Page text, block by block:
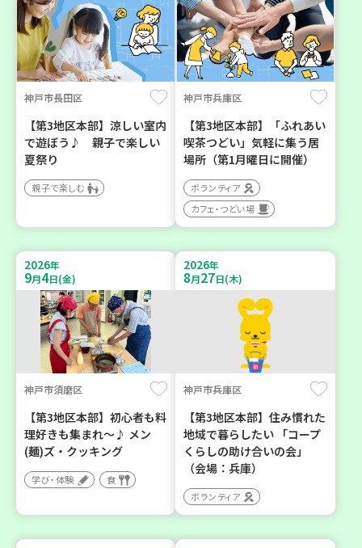
神戸市長田区
【第3地区本部】涼しい室内
で遊ぼう♪ 親子で楽しい
夏祭り
親子で楽しむ
神戸市兵庫区
【第3地区本部】「ふれあい
喫茶つどい」気軽に集う居
場所（第1月曜日に開催）
ボランティア
カフェ・つどい場
2026年
9月4日(金)
神戸市須磨区
【第3地区本部】初心者も料
理好きも集まれ～♪ メン
(麺)ズ・クッキング
学び・体験 食
2026年
8月27日(木)
神戸市兵庫区
【第3地区本部】住み慣れた
地域で暮らしたい 「コープ
くらしの助け合いの会」
（会場：兵庫）
ボランティア